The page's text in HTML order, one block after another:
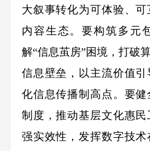
大叙事转化为可体验、
内容生态。要构筑多元
解“信息茧房”困境，打破
信息壁垒，以主流价值
化信息传播制高点。要
制度，推动基层文化惠
强实效性，发挥数字技